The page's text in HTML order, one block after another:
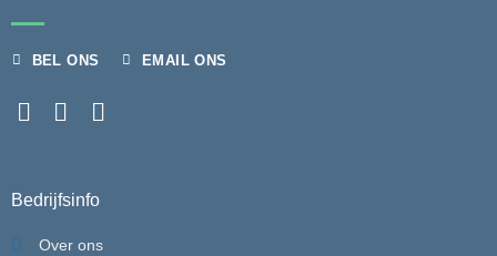
BEL ONS EMAIL ONS
Bedrijfsinfo
Over ons